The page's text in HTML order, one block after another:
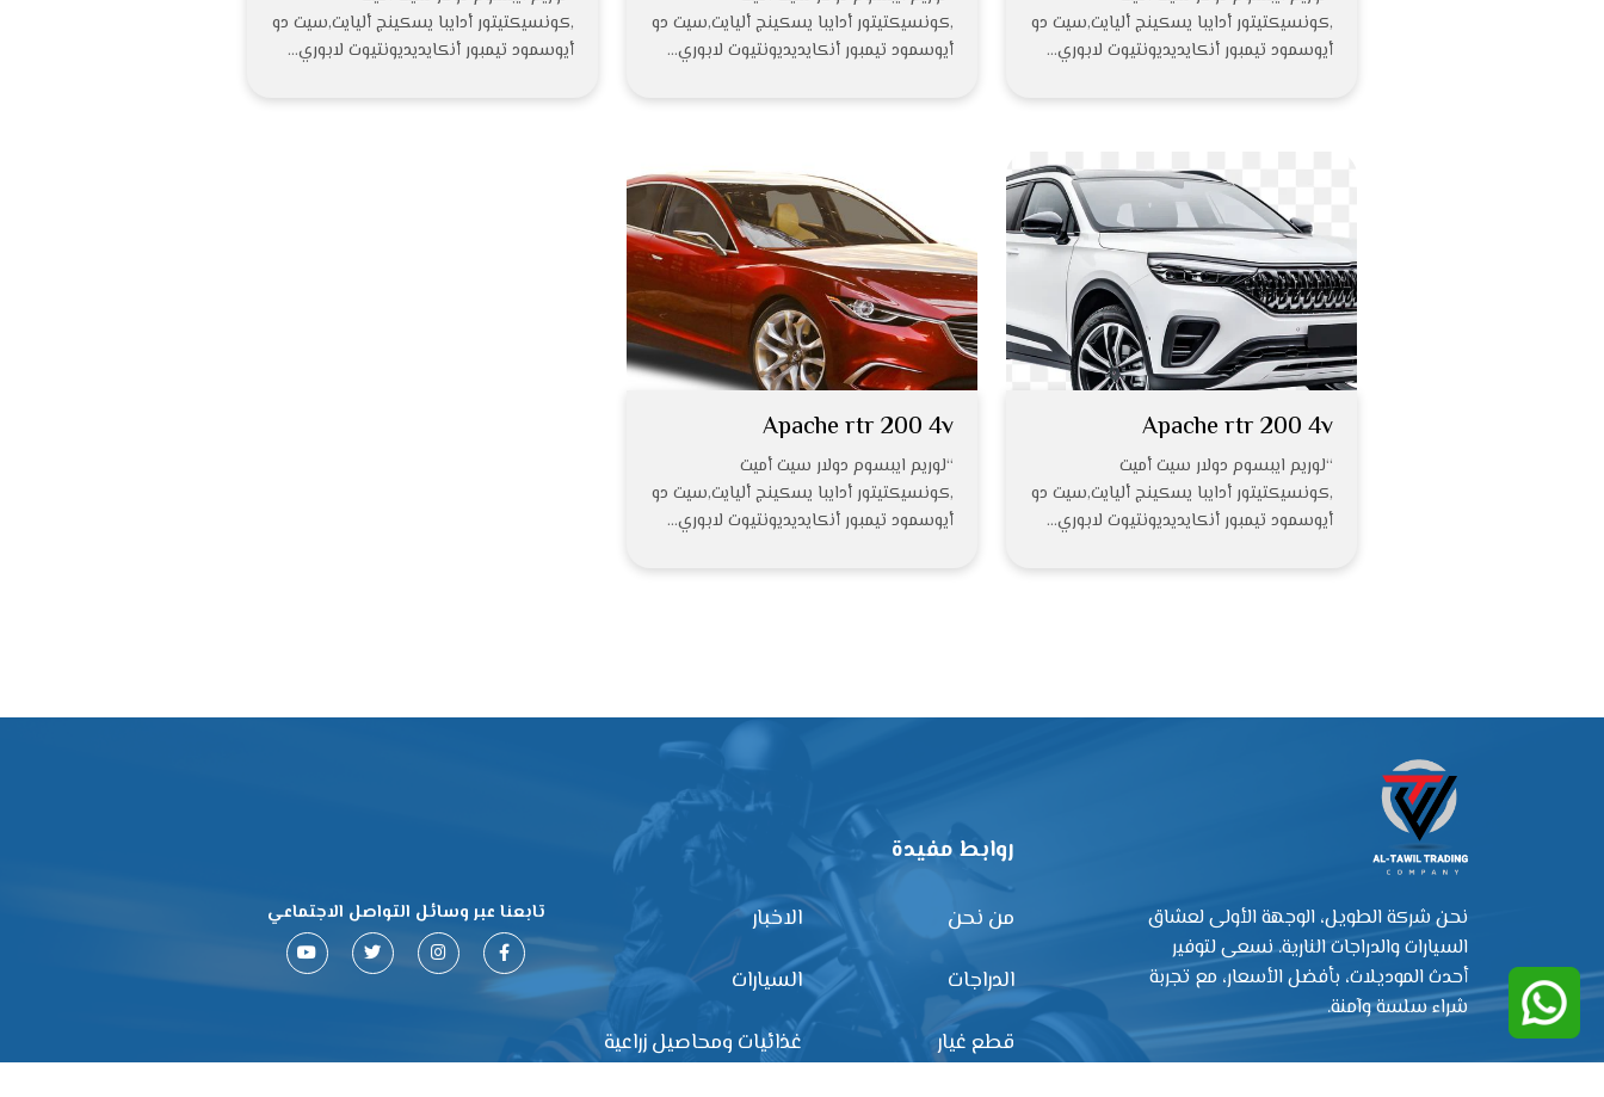
,كونسيكتيتور أدايبا يسكينج أليايت,سيت دو
أيوسمود تيمبور أنكايديديونتيوت لابوري…
,كونسيكتيتور أدايبا يسكينج أليايت,سيت دو
أيوسمود تيمبور أنكايديديونتيوت لابوري…
,كونسيكتيتور أدايبا يسكينج أليايت,سيت دو
أيوسمود تيمبور أنكايديديونتيوت لابوري…
Apache rtr 200 4v
“لوريم ايبسوم دولار سيت أميت
,كونسيكتيتور أدايبا يسكينج أليايت,سيت دو
أيوسمود تيمبور أنكايديديونتيوت لابوري…
Apache rtr 200 4v
“لوريم ايبسوم دولار سيت أميت
,كونسيكتيتور أدايبا يسكينج أليايت,سيت دو
أيوسمود تيمبور أنكايديديونتيوت لابوري…
نحن شركة الطويل، الوجهة الأولى لعشاق
السيارات والدراجات النارية. نسعى لتوفير
أحدث الموديلات، بأفضل الأسعار، مع تجربة
شراء سلسة وآمنة.
روابط مفيدة
من نحن
الاخبار
الدراجات
السيارات
قطع غيار
غذائيات ومحاصيل زراعية
تابعنا عبر وسائل التواصل الاجتماعي